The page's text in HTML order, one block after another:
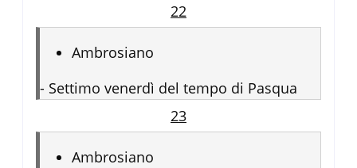
22
Ambrosiano
- Settimo venerdì del tempo di Pasqua
23
Ambrosiano